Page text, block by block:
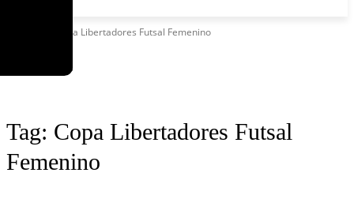
Copa Libertadores Futsal Femenino
Tag: Copa Libertadores Futsal
Femenino